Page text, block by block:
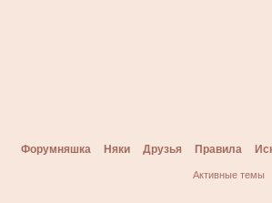
Форумняшка Няки Друзья Правила
Активные темы